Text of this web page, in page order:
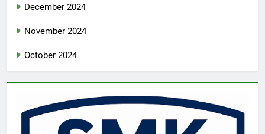
December 2024
November 2024
October 2024